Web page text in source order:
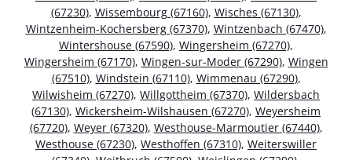
(67230), Wissembourg (67160), Wisches (67130),
Wintzenheim-Kochersberg (67370), Wintzenbach (67470),
Wintershouse (67590), Wingersheim (67270),
Wingersheim (67170), Wingen-sur-Moder (67290), Wingen
(67510), Windstein (67110), Wimmenau (67290),
Wilwisheim (67270), Willgottheim (67370), Wildersbach
(67130), Wickersheim-Wilshausen (67270), Weyersheim
(67720), Weyer (67320), Westhouse-Marmoutier (67440),
Westhouse (67230), Westhoffen (67310), Weiterswiller